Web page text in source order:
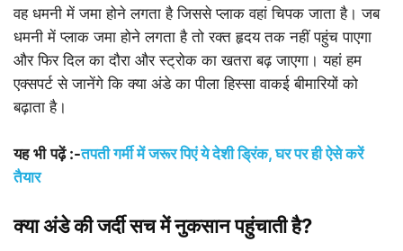
वह धमनी में जमा होने लगता है जिससे प्लाक वहां चिपक जाता है। जब
धमनी में प्लाक जमा होने लगता है तो रक्त हृदय तक नहीं पहुंच पाएगा
और फिर दिल का दौरा और स्ट्रोक का खतरा बढ़ जाएगा। यहां हम
एक्सपर्ट से जानेंगे कि क्या अंडे का पीला हिस्सा वाकई बीमारियों को
बढ़ाता है।
यह भी पढ़ें:-तपती गर्मी में जरूर पिएं ये देशी ड्रिंक, घर पर ही ऐसे करें
तैयार
क्या अंडे की जर्दी सच में नुकसान पहुंचाती है?